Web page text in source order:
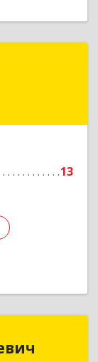
13
Юрий
Подробнее